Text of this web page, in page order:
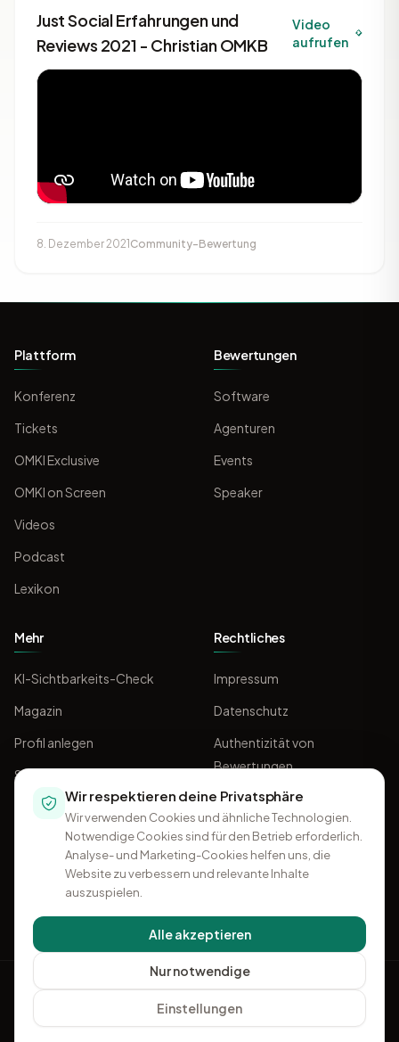
Just Social Erfahrungen und
Reviews 2021 - Christian OMKB
Video
aufrufen
8. Dezember 2021 Community-Bewertung
Plattform
Konferenz
Tickets
OMKI Exclusive
OMKI on Screen
Videos
Podcast
Lexikon
Bewertungen
Software
Agenturen
Events
Speaker
Mehr
KI-Sichtbarkeits-Check
Magazin
Profil anlegen
Sponsoring
Rechtliches
Impressum
Datenschutz
Authentizität von
Bewertungen
AGB
OMKI
+49 541 96 32 50 96 ·
Kontakt
Ein Projekt vonThink11
Wir respektieren deine Privatsphäre
Wir verwenden Cookies und ähnliche Technologien.
Notwendige Cookies sind für den Betrieb erforderlich.
Analyse- und Marketing-Cookies helfen uns, die
Website zu verbessern und relevante Inhalte
auszuspielen.
Alle akzeptieren
Nur notwendige
Einstellungen